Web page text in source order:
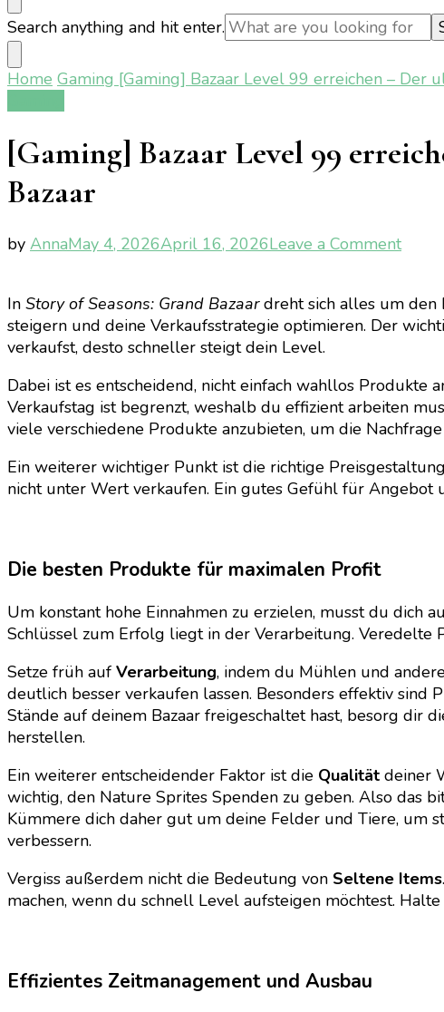
Looking
for
Something?
Search anything and hit enter.
Home Gaming [Gaming] Bazaar Level 99 erreichen – Der
[Gaming] Bazaar Level 99
Bazaar
by AnnaMay 4, 2026April 16, 2026Leave a Commenton
Level
99
–
Der
Guide
für
Story
In Story of Seasons: Grand Bazaardreht sich alles um den
steigern und deine Verkaufsstrategie optimieren. Der
verkaufst, desto schneller steigt dein Level.
Dabei ist es entscheidend, nicht einfach wahllos
Verkaufstag ist begrenzt, weshalb du effizient arbeiten
viele verschiedene Produkte anzubieten, um die
Ein weiterer wichtiger Punkt ist die richtige
nicht unter Wert verkaufen. Ein gutes Gefühl für Angebot
Die besten Produkte für maximalen Profit
Um konstant hohe Einnahmen zu erzielen, musst du dich
Schlüssel zum Erfolg liegt in der Verarbeitung. Veredelte
Setze früh auf Verarbeitung, indem du Mühlen und
deutlich besser verkaufen lassen. Besonders effektiv
Stände auf deinem Bazaar freigeschaltet hast, besorg dir
herstellen.
Ein weiterer entscheidender Faktor ist die Qualität deiner
wichtig, den Nature Sprites Spenden zu geben. Also das
Kümmere dich daher gut um deine Felder und Tiere, um
verbessern.
Vergiss außerdem nicht die Bedeutung von Seltene Items
machen, wenn du schnell Level aufsteigen möchtest.
Effizientes Zeitmanagement und Ausbau